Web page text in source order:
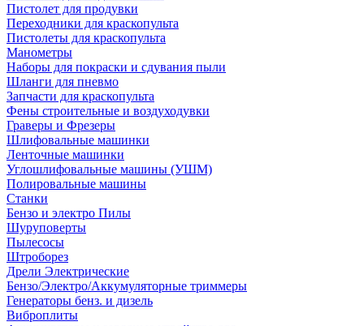
Пистолет для продувки
Переходники для краскопульта
Пистолеты для краскопульта
Манометры
Наборы для покраски и сдувания пыли
Шланги для пневмо
Запчасти для краскопульта
Фены строительные и воздуходувки
Граверы и Фрезеры
Шлифовальные машинки
Ленточные машинки
Углошлифовальные машины (УШМ)
Полировальные машины
Станки
Бензо и электро Пилы
Шуруповерты
Пылесосы
Штроборез
Дрели Электрические
Бензо/Электро/Аккумуляторные триммеры
Генераторы бенз. и дизель
Виброплиты